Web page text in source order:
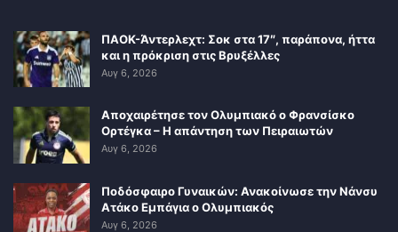
ΠΑΟΚ-Άντερλεχτ: Σοκ στα 17″, παράπονα, ήττα
και η πρόκριση στις Βρυξέλλες
Αυγ 6, 2026
Αποχαιρέτησε τον Ολυμπιακό ο Φρανσίσκο
Ορτέγκα – Η απάντηση των Πειραιωτών
Αυγ 6, 2026
Ποδόσφαιρο Γυναικών: Ανακοίνωσε την Νάνσυ
Ατάκο Εμπάγια ο Ολυμπιακός
Αυγ 6, 2026